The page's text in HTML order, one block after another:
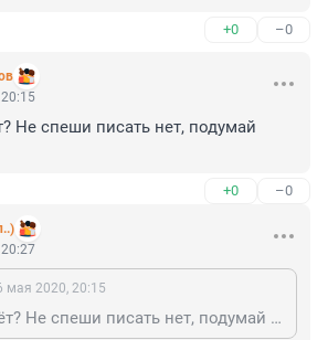
+0 –0
Не спеши писать нет, подумай
+0 –0
мая 2020, 20:15
Жека, ты идиёт? Не спеши писать нет, подумай хорошенько.